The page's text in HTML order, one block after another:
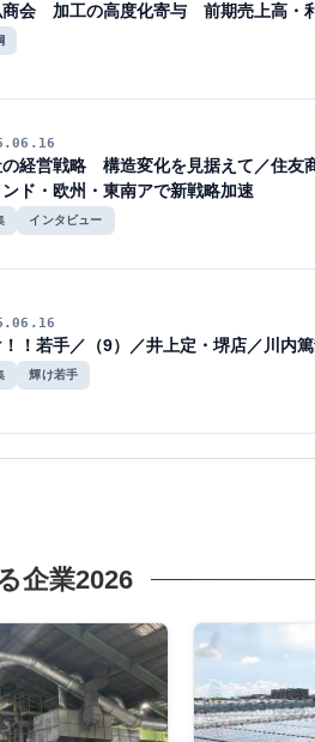
商会 加工の高度化寄与 前期売上高・
の経営戦略 構造変化を見据えて／住
ンド・欧州・東南アで新戦略加速
インタビュー
！若手／（9）／井上定・堺店／川内
輝け若手
企業2026